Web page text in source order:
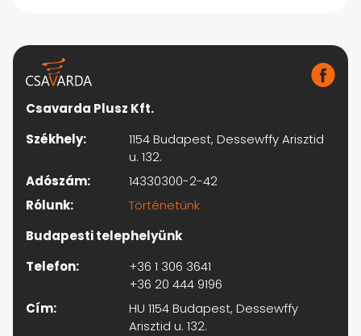
Csavarda Plusz Kft.
Székhely:
1154 Budapest, Dessewffy Arisztid
u. 132.
Adószám:
14330300-2-42
Rólunk:
Történetünk
Budapesti telephelyünk
Telefon:
+36 1 306 3641
+36 20 444 9196
Cím:
HU 1154 Budapest, Dessewffy
Arisztid u. 132.